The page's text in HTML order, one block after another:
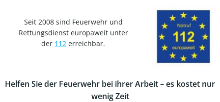
Seit 2008 sind Feuerwehr und
Rettungsdienst europaweit unter
der 112 erreichbar.
Helfen Sie der Feuerwehr bei ihrer Arbeit – es kostet nur
wenig Zeit